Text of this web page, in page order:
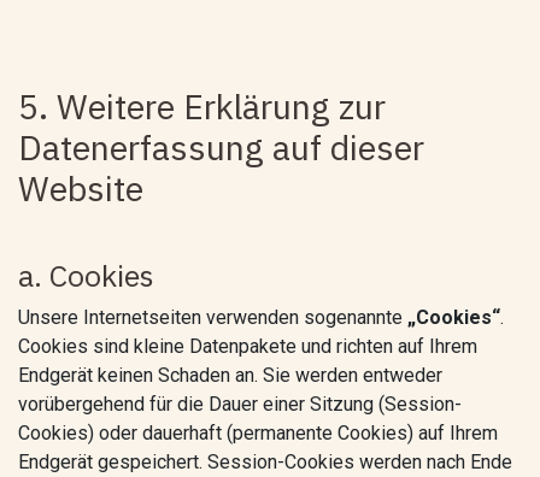
5. Weitere Erklärung zur
Datenerfassung auf dieser
Website
a. Cookies
Unsere Internetseiten verwenden sogenannte „Cookies“.
Cookies sind kleine Datenpakete und richten auf Ihrem
Endgerät keinen Schaden an. Sie werden entweder
vorübergehend für die Dauer einer Sitzung (Session-
Cookies) oder dauerhaft (permanente Cookies) auf Ihrem
Endgerät gespeichert. Session-Cookies werden nach Ende